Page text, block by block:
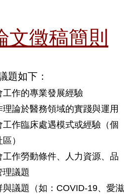
文徵稿簡則
題如下：
工作的專業發展經驗
論於醫務領域的實踐與運用
作臨床處遇模式或經驗（個
）
工作勞動條件、人力資源、品
理議題
與議題（如：COVID-19、愛滋